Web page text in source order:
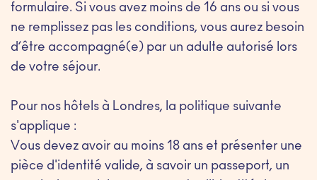
formulaire. Si vous avez moins de 16 ans ou si vous
ne remplissez pas les conditions, vous aurez besoin
d’être accompagné(e) par un adulte autorisé lors
de votre séjour.
Pour nos hôtels à Londres, la politique suivante
s'applique :
Vous devez avoir au moins 18 ans et présenter une
pièce d'identité valide, à savoir un passeport, un